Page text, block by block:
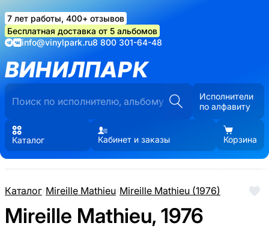
7 лет работы, 400+ отзывов
Бесплатная доставка от 5 альбомов
info@vinylpark.ru8 800 301-64-48
ВИНИЛПАРК
Исполнители
по алфавиту
Каталог Кабинет и заказы Корзина
Каталог/Mireille Mathieu/Mireille Mathieu (1976)
Mireille Mathieu, 1976